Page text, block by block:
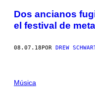
Dos ancianos
el festival de
08.07.18POR DREW
Música